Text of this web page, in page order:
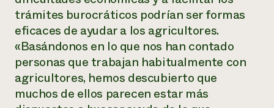
un
Llame a la
directa de
1-800-346-
trámites burocráticos podrían ser formas
eficaces de ayudar a los agricultores.
«Basándonos en lo que nos han contado
personas que trabajan habitualmente con
agricultores, hemos descubierto que
muchos de ellos parecen estar más